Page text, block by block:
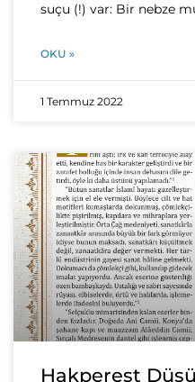
suçu (!) var: Bir nebze
OKU »
1 Temmuz 2022
Hakperest